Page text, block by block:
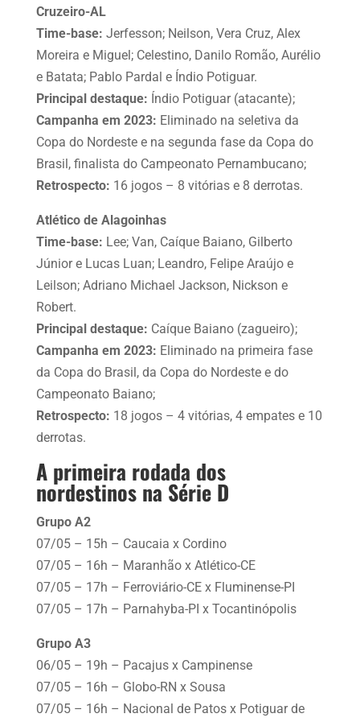
Cruzeiro-AL
Time-base: Jerfesson; Neilson, Vera Cruz, Alex
Moreira e Miguel; Celestino, Danilo Romão, Aurélio
e Batata; Pablo Pardal e Índio Potiguar.
Principal destaque: Índio Potiguar (atacante);
Campanha em 2023: Eliminado na seletiva da
Copa do Nordeste e na segunda fase da Copa do
Brasil, finalista do Campeonato Pernambucano;
Retrospecto: 16 jogos – 8 vitórias e 8 derrotas.
Atlético de Alagoinhas
Time-base: Lee; Van, Caíque Baiano, Gilberto
Júnior e Lucas Luan; Leandro, Felipe Araújo e
Leilson; Adriano Michael Jackson, Nickson e
Robert.
Principal destaque: Caíque Baiano (zagueiro);
Campanha em 2023: Eliminado na primeira fase
da Copa do Brasil, da Copa do Nordeste e do
Campeonato Baiano;
Retrospecto: 18 jogos – 4 vitórias, 4 empates e 10
derrotas.
A primeira rodada dos
nordestinos na Série D
Grupo A2
07/05 – 15h – Caucaia x Cordino
07/05 – 16h – Maranhão x Atlético-CE
07/05 – 17h – Ferroviário-CE x Fluminense-PI
07/05 – 17h – Parnahyba-PI x Tocantinópolis
Grupo A3
06/05 – 19h – Pacajus x Campinense
07/05 – 16h – Globo-RN x Sousa
07/05 – 16h – Nacional de Patos x Potiguar de